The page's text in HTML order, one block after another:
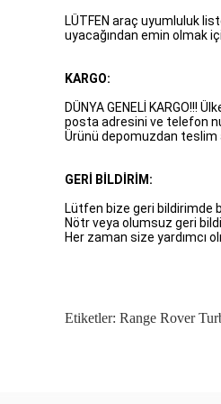
LÜTFEN araç uyumluluk
uyacağından emin olmak
KARGO:
DÜNYA GENELİ
posta adresini ve telefon
Ürünü depomuzdan teslim
GERİ BİLDİRİM:
Lütfen bize geri bildirimde
Nötr veya olumsuz geri
Her zaman size yardımcı
Etiketler: Range Rover